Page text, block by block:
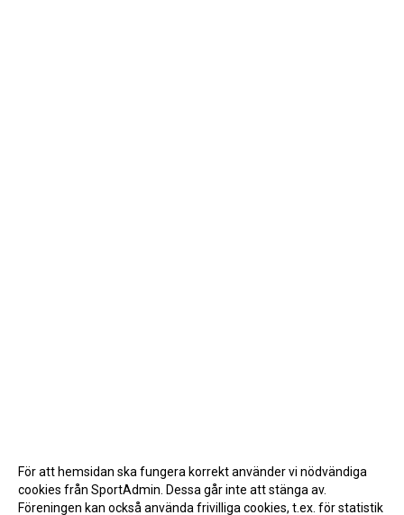
För att hemsidan ska fungera korrekt använder vi nödvändiga
cookies från SportAdmin. Dessa går inte att stänga av.
Föreningen kan också använda frivilliga cookies, t.ex. för statistik